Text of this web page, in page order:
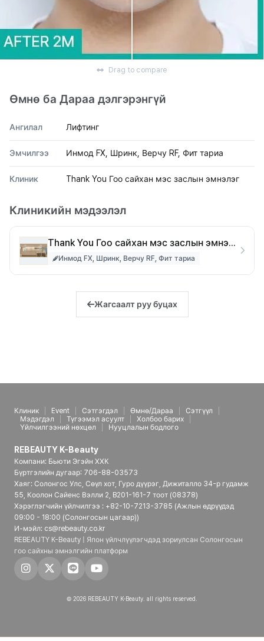
Drag to compare
Өмнө ба Дараа дэлгэрэнгүй
Ангилал Лифтинг
Эмчилгээ Инмод FX, Шринк, Верчу RF, Фит тариа
Клиник Thank You Гоо сайхан мэс заслын эмнэлэг
Клиникийн мэдээлэл
Thank You Гоо сайхан мэс заслын эмнэлэг
Инмод FX, Шринк, Верчу RF, Фит тариа
Жагсаалт руу буцах
Клиник Event Сэтгэгдэл Өмнө/Дараа
Сэтгүүл
Мэдэгдэл
Түгээмэл асуулт
Холбоо барих
Үйлчилгээний нөхцөл
Нууцлалын бодлого
REBEAUTY K-Beauty
Компани: Бьюти Эгэйн ХХК
Бүртгэлийн дугаар: 706-88-03573
Хаяг: Солонгос Улс, Сөүл хот, Гуро дүүрэг, Дижиталло 34-р гудамж
55, Коолон Сайенс Вэлли 2, B201-161-7 тоот (08378)
Хэрэглэгчийн үйлчилгээ : +82-10-7213-3785 (Ажлын өдрүүдэд
09:00 - 18:00 (Солонгосын цагаар))
И-мэйл: cs@rebeauty.co.kr
REBEAUTY K-Beauty | Япон үйлчлүүлэгчдэд зориулсан Солонгосын
гоо сайхны эмнэлгийн платформ
© 2026 REBEAUTY K-Beauty. all rights reserved.